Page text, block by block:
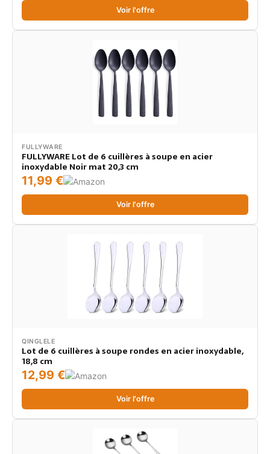
Voir l'offre
FULLYWARE
FULLYWARE Lot de 6 cuillères à soupe en acier
inoxydable Noir mat 20,3 cm
11,99 €
Voir l'offre
QINGLELE
Lot de 6 cuillères à soupe rondes en acier inoxydable,
18,8 cm
12,99 €
Voir l'offre